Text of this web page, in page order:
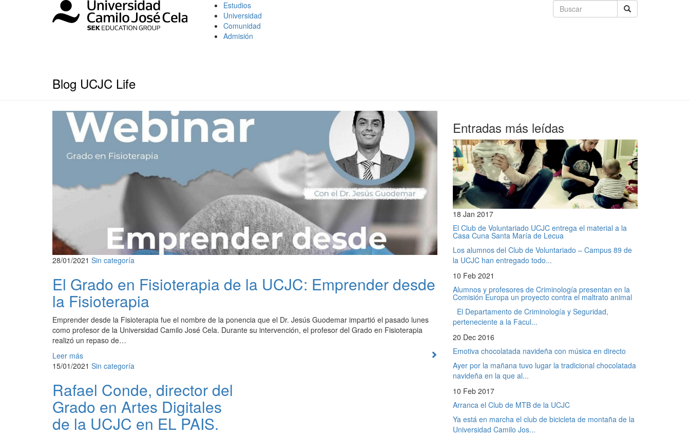
Estudios
Universidad
Comunidad
Admisión
Blog UCJC Life
28/01/2021 Sin categoría
El Grado en Fisioterapia de la UCJC: Emprender desde
la Fisioterapia
Emprender desde la Fisioterapia fue el nombre de la ponencia que el Dr. Jesús Guodemar impartió el pasado lunes
como profesor de la Universidad Camilo José Cela. Durante su intervención, el profesor del Grado en Fisioterapia
realizó un repaso de…
Leer más
15/01/2021 Sin categoría
Rafael Conde, director del
Grado en Artes Digitales
de la UCJC en EL PAIS.
Entradas más leídas
18 Jan 2017
El Club de Voluntariado UCJC entrega el material a la
Casa Cuna Santa María de Lecua
Los alumnos del Club de Voluntariado – Campus 89 de
la UCJC han entregado todo...
10 Feb 2021
Alumnos y profesores de Criminología presentan en la
Comisión Europa un proyecto contra el maltrato animal
El Departamento de Criminología y Seguridad,
perteneciente a la Facul...
20 Dec 2016
Emotiva chocolatada navideña con música en directo
Ayer por la mañana tuvo lugar la tradicional chocolatada
navideña en la que al...
10 Feb 2017
Arranca el Club de MTB de la UCJC
Ya está en marcha el club de bicicleta de montaña de la
Universidad Camilo Jos...